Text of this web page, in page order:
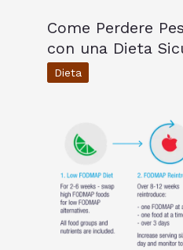
Come Perdere
con una Dieta
Dieta